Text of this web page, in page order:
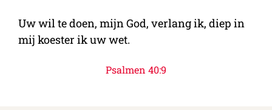
Uw wil te doen, mijn God, verlang ik, diep in
mij koester ik uw wet.
Psalmen 40:9